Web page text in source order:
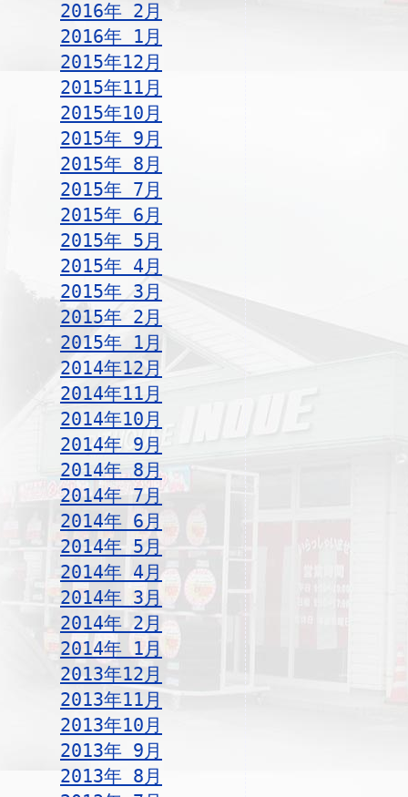
2016年 2月
2016年 1月
2015年12月
2015年11月
2015年10月
2015年 9月
2015年 8月
2015年 7月
2015年 6月
2015年 5月
2015年 4月
2015年 3月
2015年 2月
2015年 1月
2014年12月
2014年11月
2014年10月
2014年 9月
2014年 8月
2014年 7月
2014年 6月
2014年 5月
2014年 4月
2014年 3月
2014年 2月
2014年 1月
2013年12月
2013年11月
2013年10月
2013年 9月
2013年 8月